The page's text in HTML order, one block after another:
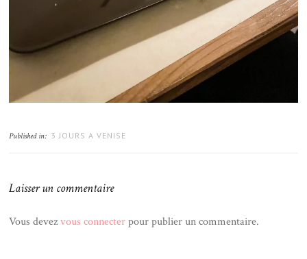
Published in: 3 JOURS A VENISE
Laisser un commentaire
Vous devezvous connecterpour publier un commentaire.